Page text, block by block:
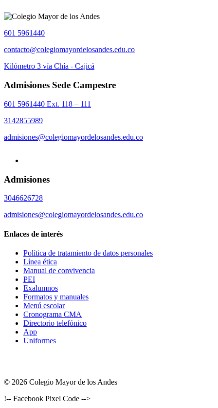
601 5961440
contacto@colegiomayordelosandes.edu.co
Kilómetro 3 vía Chía - Cajicá
Admisiones Sede Campestre
601 5961440 Ext. 118 – 111
3142855989
admisiones@colegiomayordelosandes.edu.co
Admisiones
3046626728
admisiones@colegiomayordelosandes.edu.co
Enlaces de interés
Política de tratamiento de datos personales
Línea ética
Manual de convivencia
PEI
Exalumnos
Formatos y manuales
Menú escolar
Cronograma CMA
Directorio telefónico
App
Uniformes
© 2026 Colegio Mayor de los Andes
!-- Facebook Pixel Code -->